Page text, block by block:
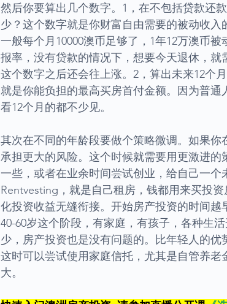
然后你要算出几个数字。1，在不包括贷款还
少？这个数字就是你财富自由需要的被动收入
一般每个月10000澳币足够了，1年12万澳币
报率，没有贷款的情况下，想要今天退休，就
这个数字之后还会往上涨。2，算出未来12个
就是你能负担的最高买房首付金额。因为普
看12个月的都不少见。
其次在不同的年龄段要做个策略微调。如果
承担更大的风险。这个时候就需要用更激进
一些，或者在业余时间尝试创业，给自己一
Rentvesting，就是自己租房，钱都用来买投
化投资收益无缝衔接。开始房产投资的时间
40-60岁这个阶段，有家庭，有孩子，各种生
少，房产投资也是没有问题的。比年轻人的优
这时可以尝试使用家庭信托，尤其是自管养
大。